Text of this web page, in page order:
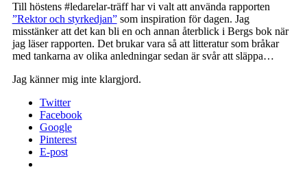
Till höstens #ledarelar-träff har vi valt att använda rapporten
”Rektor och styrkedjan”som inspiration för dagen. Jag
misstänker att det kan bli en och annan återblick i Bergs bok när
jag läser rapporten. Det brukar vara så att litteratur som bråkar
med tankarna av olika anledningar sedan är svår att släppa…
Jag känner mig inte klargjord.
Twitter
Facebook
Google
Pinterest
E-post